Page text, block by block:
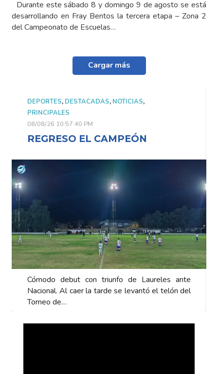
Durante este sábado 8 y domingo 9 de agosto se está
desarrollando en Fray Bentos la tercera etapa – Zona 2
del Campeonato de Escuelas…
Cargar más
DEPORTES, DESTACADAS, NOTICIAS,
PRINCIPALES
08/08/26 10:57:40 PM
REGRESO EL CAMPEÓN
Cómodo debut con triunfo de Laureles ante
Nacional. Al caer la tarde se levantó el telón del
Torneo de…